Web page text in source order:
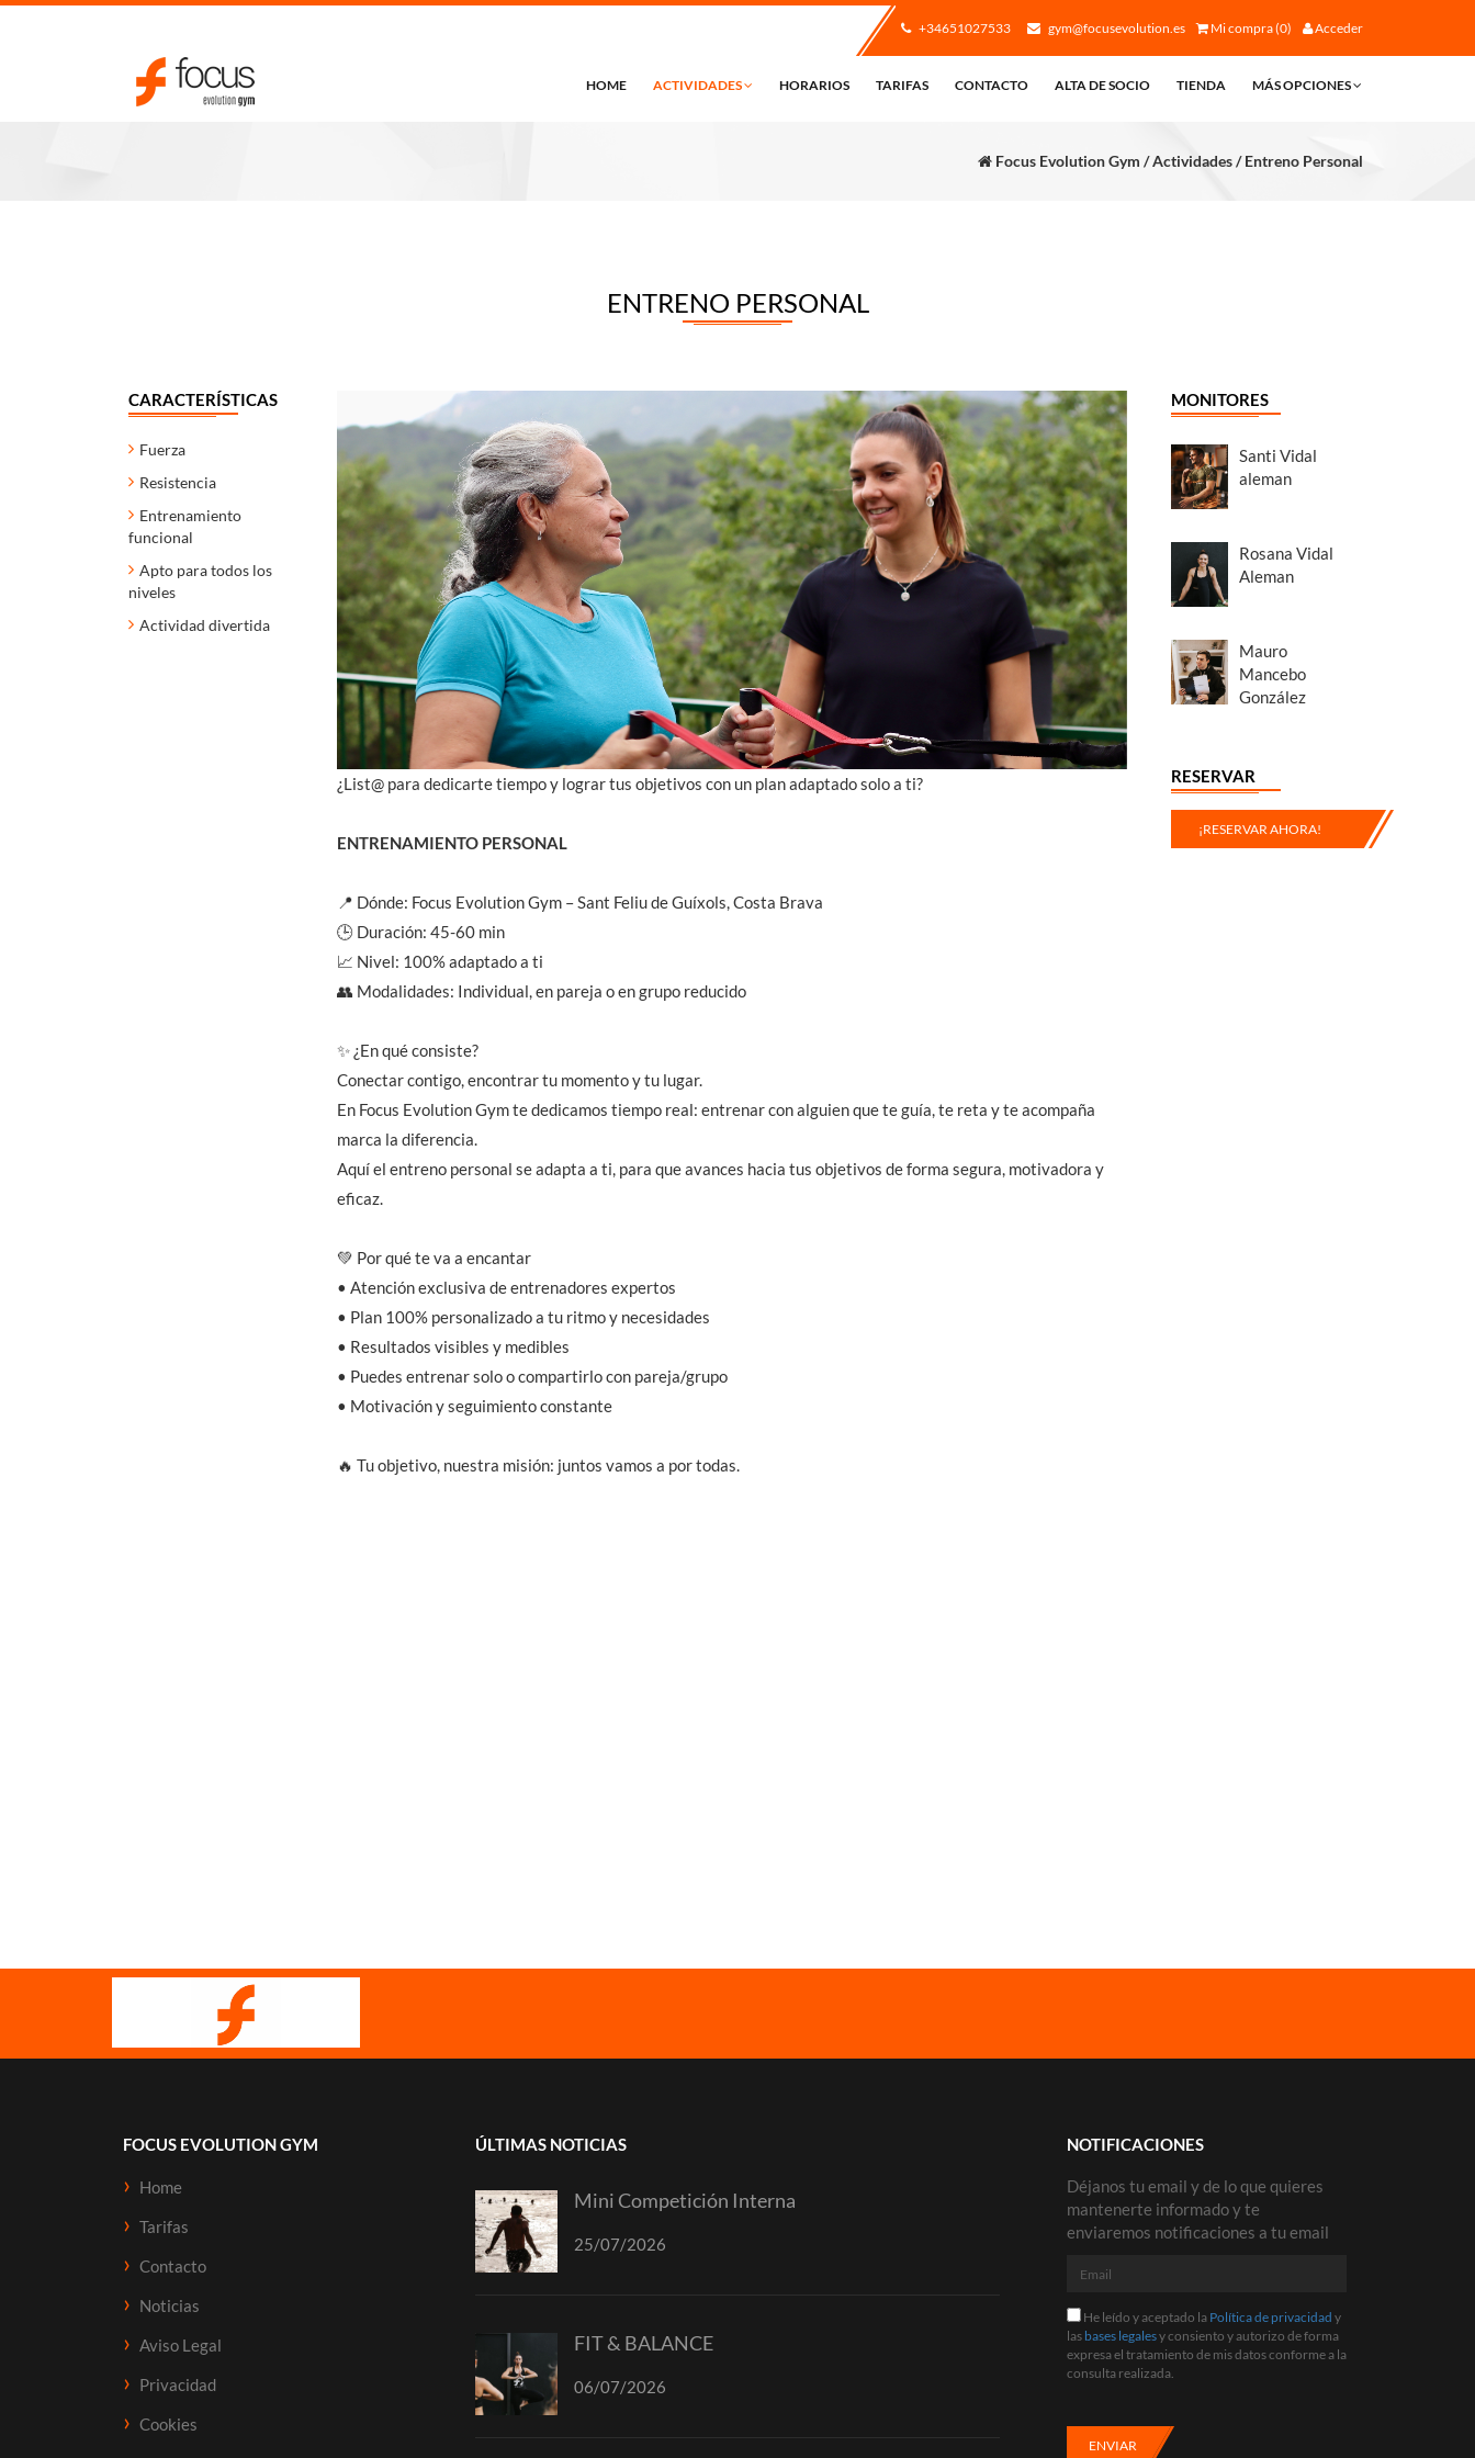
+34651027533 gym@focusevolution.es Mi compra (0) Acceder
HOME ACTIVIDADES HORARIOS TARIFAS CONTACTO ALTA DE SOCIO TIENDA MÁS OPCIONES
Focus Evolution Gym / Actividades / Entreno Personal
ENTRENO PERSONAL
CARACTERÍSTICAS
Fuerza
Resistencia
Entrenamiento
funcional
Apto para todos los
niveles
Actividad divertida
¿List@ para dedicarte tiempo y lograr tus objetivos con un plan adaptado solo a ti?
ENTRENAMIENTO PERSONAL
📍 Dónde: Focus Evolution Gym – Sant Feliu de Guíxols, Costa Brava
🕒 Duración: 45-60 min
📈 Nivel: 100% adaptado a ti
👥 Modalidades: Individual, en pareja o en grupo reducido
✨ ¿En qué consiste?
Conectar contigo, encontrar tu momento y tu lugar.
En Focus Evolution Gym te dedicamos tiempo real: entrenar con alguien que te guía, te reta y te acompaña
marca la diferencia.
Aquí el entreno personal se adapta a ti, para que avances hacia tus objetivos de forma segura, motivadora y
eficaz.
💚 Por qué te va a encantar
• Atención exclusiva de entrenadores expertos
• Plan 100% personalizado a tu ritmo y necesidades
• Resultados visibles y medibles
• Puedes entrenar solo o compartirlo con pareja/grupo
• Motivación y seguimiento constante
🔥 Tu objetivo, nuestra misión: juntos vamos a por todas.
MONITORES
Santi Vidal
aleman
Rosana Vidal
Aleman
Mauro
Mancebo
González
RESERVAR
¡RESERVAR AHORA!
FOCUS EVOLUTION GYM
Home
Tarifas
Contacto
Noticias
Aviso Legal
Privacidad
Cookies
ÚLTIMAS NOTICIAS
Mini Competición Interna
25/07/2026
FIT & BALANCE
06/07/2026
NOTIFICACIONES
Déjanos tu email y de lo que quieres
mantenerte informado y te
enviaremos notificaciones a tu email
Email
He
leído
y
aceptado
de
privacidad
He leído y aceptado la Política de privacidad y
las bases legalesy consiento y autorizo de forma
expresa el tratamiento de mis datos conforme a la
consulta realizada.
ENVIAR